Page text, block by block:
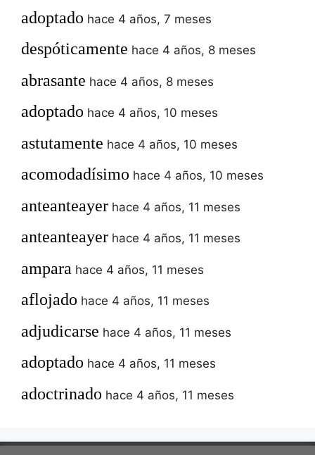
adoptado hace 4 años, 7 meses
despóticamente hace 4 años, 8 meses
abrasante hace 4 años, 8 meses
adoptado hace 4 años, 10 meses
astutamente hace 4 años, 10 meses
acomodadísimo hace 4 años, 10 meses
anteanteayer hace 4 años, 11 meses
anteanteayer hace 4 años, 11 meses
ampara hace 4 años, 11 meses
aflojado hace 4 años, 11 meses
adjudicarse hace 4 años, 11 meses
adoptado hace 4 años, 11 meses
adoctrinado hace 4 años, 11 meses